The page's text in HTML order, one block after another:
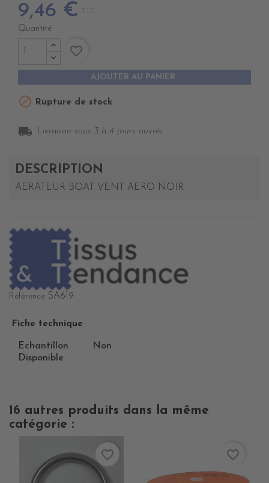
9,46 € TTC
Quantité
AJOUTER AU PANIER
favorite_border
 Rupture de stock
local_shipping Livraison sous 3 à 4 jours ouvrés.
DESCRIPTION
AERATEUR BOAT VENT AERO NOIR
Référence SA619
Fiche technique
Echantillon
Disponible
Non
16 autres produits dans la même
catégorie :
favorite_border favorite_border